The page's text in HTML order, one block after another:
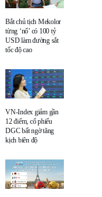
Bắt chủ tịch Mekolor
từng ‘nổ’ có 100 tỷ
USD làm đường sắt
tốc độ cao
VN-Index giảm gần
12 điểm, cổ phiếu
DGC bất ngờ tăng
kịch biên độ